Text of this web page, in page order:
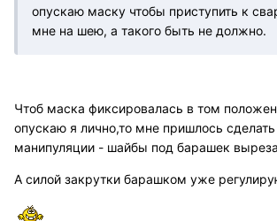
опускаю маску чтобы приступить к
мне на шею, а такого быть не должно.
Чтоб маска фиксировалась в том
опускаю я лично,то мне пришлось сделать
манипуляции - шайбы под барашек
А силой закрутки барашком уже